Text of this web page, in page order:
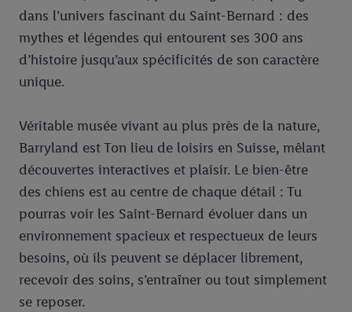
dans l’univers fascinant du Saint-Bernard : des
mythes et légendes qui entourent ses 300 ans
d’histoire jusqu’aux spécificités de son caractère
unique.
Véritable musée vivant au plus près de la nature,
Barryland est Ton lieu de loisirs en Suisse, mêlant
découvertes interactives et plaisir. Le bien-être
des chiens est au centre de chaque détail : Tu
pourras voir les Saint-Bernard évoluer dans un
environnement spacieux et respectueux de leurs
besoins, où ils peuvent se déplacer librement,
recevoir des soins, s’entraîner ou tout simplement
se reposer.